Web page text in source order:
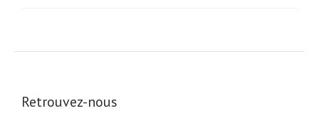
Retrouvez-nous